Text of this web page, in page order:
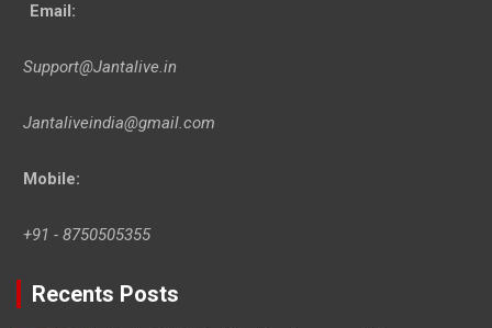
Email:
Support@Jantalive.in
Jantaliveindia@gmail.com
Mobile:
+91 - 8750505355
Recents Posts